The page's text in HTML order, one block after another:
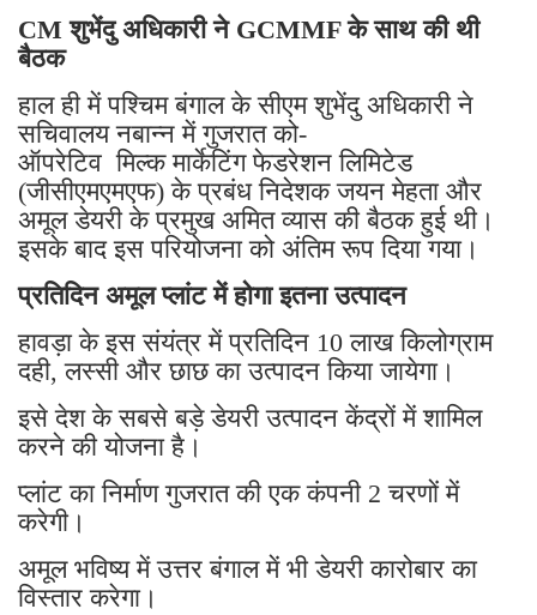
CM शुभेंदु अधिकारी ने GCMMF के साथ की थी
बैठक
हाल ही में पश्चिम बंगाल के सीएम शुभेंदु अधिकारी ने
सचिवालय नबान्न में गुजरात को-
ऑपरेटिव मिल्क मार्केटिंग फेडरेशन लिमिटेड
(जीसीएमएमएफ) के प्रबंध निदेशक जयन मेहता और
अमूल डेयरी के प्रमुख अमित व्यास की बैठक हुई थी।
इसके बाद इस परियोजना को अंतिम रूप दिया गया।
प्रतिदिन अमूल प्लांट में होगा इतना उत्पादन
हावड़ा के इस संयंत्र में प्रतिदिन 10 लाख किलोग्राम
दही, लस्सी और छाछ का उत्पादन किया जायेगा।
इसे देश के सबसे बड़े डेयरी उत्पादन केंद्रों में शामिल
करने की योजना है।
प्लांट का निर्माण गुजरात की एक कंपनी 2 चरणों में
करेगी।
अमूल भविष्य में उत्तर बंगाल में भी डेयरी कारोबार का
विस्तार करेगा।